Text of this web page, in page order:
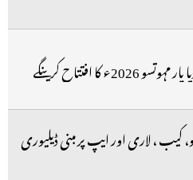
کا افتتاح کرینگے
کیب ، لاری اور ایپ پر مبنی ڈیلیوری